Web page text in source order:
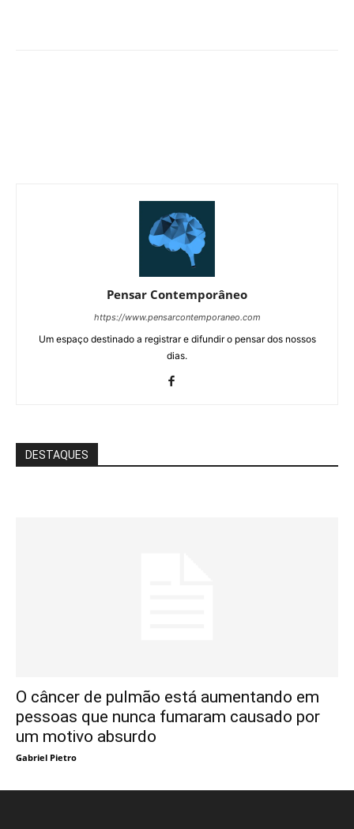
Pensar Contemporâneo
https://www.pensarcontemporaneo.com
Um espaço destinado a registrar e difundir o pensar dos nossos
dias.
DESTAQUES
O câncer de pulmão está aumentando em
pessoas que nunca fumaram causado por
um motivo absurdo
Gabriel Pietro